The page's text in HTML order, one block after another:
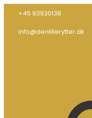
+45 93930138
info@denlillerytter.dk